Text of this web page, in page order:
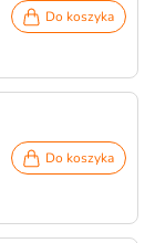
Do koszyka
Do koszyka